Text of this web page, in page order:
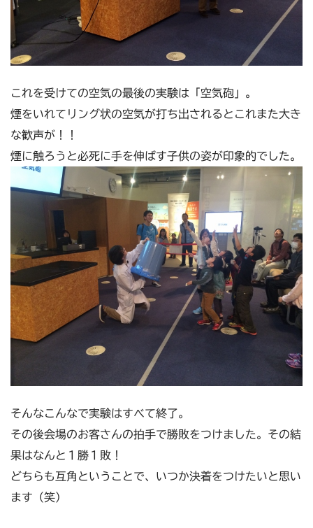
これを受けての空気の最後の実験は「空気砲」。
煙をいれてリング状の空気が打ち出されるとこれまた大き
な歓声が！！
煙に触ろうと必死に手を伸ばす子供の姿が印象的でした。
そんなこんなで実験はすべて終了。
その後会場のお客さんの拍手で勝敗をつけました。その結
果はなんと１勝１敗！
どちらも互角ということで、いつか決着をつけたいと思い
ます（笑）